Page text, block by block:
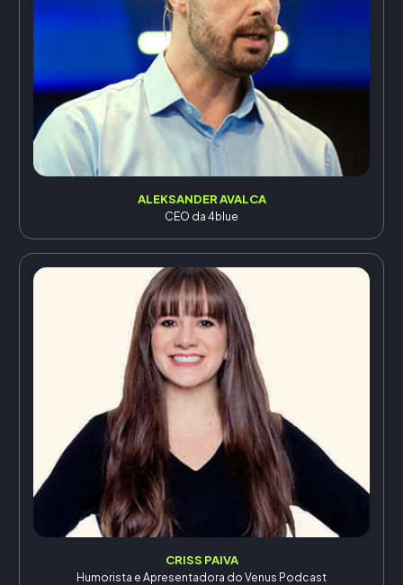
ALEKSANDER AVALCA
CEO da 4blue
CRISS PAIVA
Humorista e Apresentadora do Venus Podcast